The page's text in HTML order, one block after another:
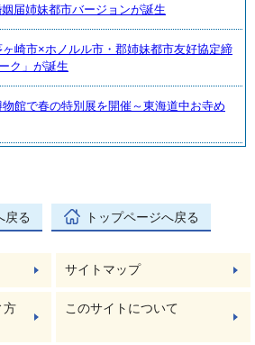
届姉妹都市バージョンが誕生
崎市×ホノルル市・郡姉妹都市友好協定締
ク」が誕生
館で春の特別展を開催～東海道中お寺め
戻る トップページへ戻る
サイトマップ
方
このサイトについて